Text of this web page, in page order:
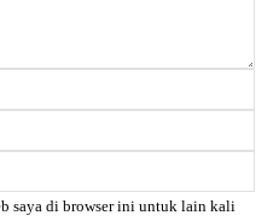
saya di browser ini untuk lain kali